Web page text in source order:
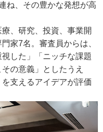
ね、その豊かな発想が高
、研究、投資、事業開
家7名。審査員からは、
した」「ニッチな課題
の意義」としたうえ
支えるアイデアが評価